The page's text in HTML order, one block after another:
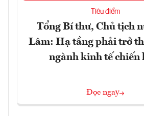
Tiêu điểm
Tổng Bí thư, Chủ tịch
Lâm: Hạ tầng phải trở
ngành kinh tế chiến
Đọc ngay